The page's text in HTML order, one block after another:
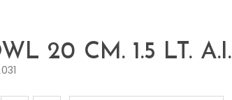
20 CM. 1.5 LT. A.I.